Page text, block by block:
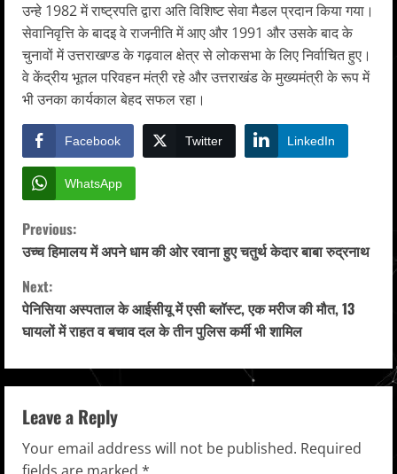
उन्हे 1982 में राष्ट्रपति द्वारा अति विशिष्ट सेवा मैडल प्रदान किया गया।
सेवानिवृत्ति के बादइ वे राजनीति में आए और 1991 और उसके बाद के
चुनावों में उत्तराखण्ड के गढ़वाल क्षेत्र से लोकसभा के लिए निर्वाचित हुए।
वे केंद्रीय भूतल परिवहन मंत्री रहे और उत्तराखंड के मुख्यमंत्री के रूप में
भी उनका कार्यकाल बेहद सफल रहा।
Facebook Twitter LinkedIn
WhatsApp
C
o
n
t
i
n
u
Previous:
उच्च हिमालय में अपने धाम की ओर रवाना हुए चतुर्थ केदार बाबा रुद्रनाथ
Next:
पेनिसिया अस्पताल के आईसीयू में एसी ब्लॉस्ट, एक मरीज की मौत, 13
घायलों में राहत व बचाव दल के तीन पुलिस कर्मी भी शामिल
Leave a Reply
Your email address will not be published. Required